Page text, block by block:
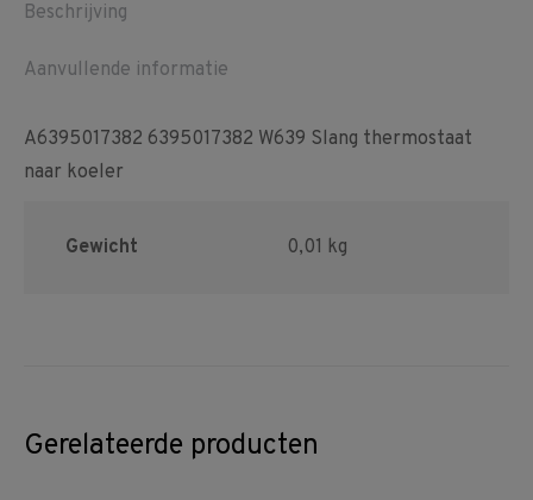
Beschrijving
Aanvullende informatie
A6395017382 6395017382 W639 Slang thermostaat
naar koeler
Gewicht 0,01 kg
Gerelateerde producten